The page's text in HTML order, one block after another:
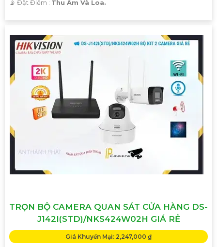
️📡 Đặt Điểm : Thu Âm Và Loa.
TRỌN BỘ CAMERA QUAN SÁT CỬA HÀNG DS-
J142I(STD)/NKS424W02H GIÁ RẺ
Giá Khuyến Mại: 2,247,000 ₫